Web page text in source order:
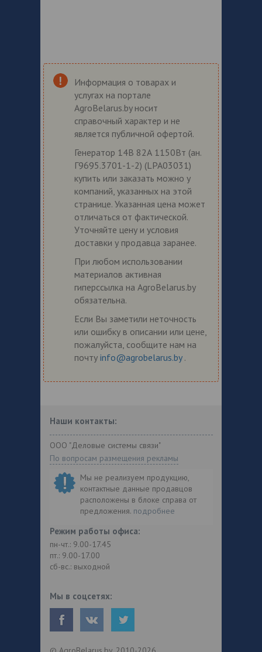
Информация о товарах и
услугах на портале
AgroBelarus.by носит
справочный характер и не
является публичной офертой.
Генератор 14В 82А 1150Вт (ан.
Г9695.3701-1-2) (LPA03031)
купить или заказать можно у
компаний, указанных на этой
странице. Указанная цена может
отличаться от фактической.
Уточняйте цену и условия
доставки у продавца заранее.
При любом использовании
материалов активная
гиперссылка на AgroBelarus.by
обязательна.
Если Вы заметили неточность
или ошибку в описании или цене,
пожалуйста, сообщите нам на
почту info@agrobelarus.by .
Наши контакты:
ООО "Деловые системы связи"
По вопросам размещения рекламы
Мы не реализуем продукцию,
контактные данные продавцов
расположены в блоке справа от
предложения. подробнее
Режим работы офиса:
пн-чт.: 9.00-17.45
пт.: 9.00-17.00
сб-вс.: выходной
Мы в соцсетях: